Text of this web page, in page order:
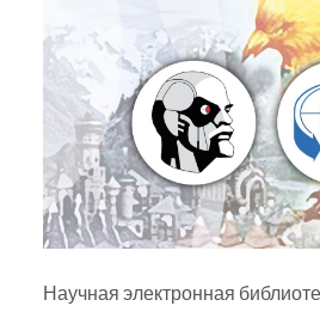
Научная электронная